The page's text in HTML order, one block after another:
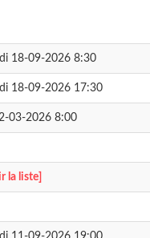
18-09-2026 8:30
18-09-2026 17:30
03-2026 8:00
la liste]